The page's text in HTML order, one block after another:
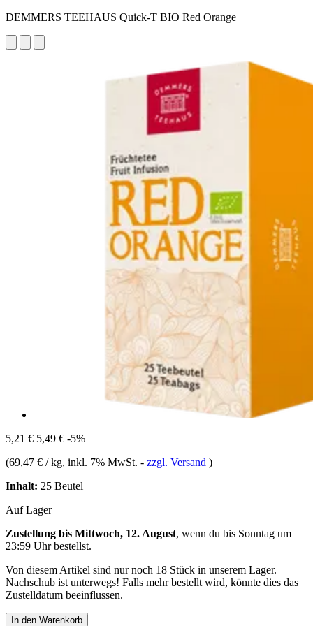
DEMMERS TEEHAUS Quick-T BIO Red Orange
5,21 € 5,49 € -5%
(69,47 € / kg, inkl. 7% MwSt. - zzgl. Versand )
Inhalt: 25 Beutel
Auf Lager
Zustellung bis Mittwoch, 12. August, wenn du bis Sonntag um
23:59 Uhrbestellst.
Von diesem Artikel sind nur noch 18 Stück in unserem Lager.
Nachschub ist unterwegs! Falls mehr bestellt wird, könnte dies das
Zustelldatum beeinflussen.
In den Warenkorb